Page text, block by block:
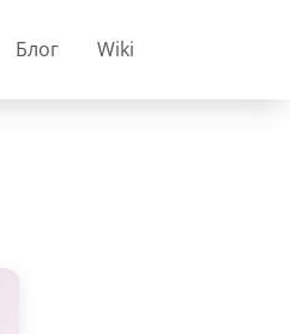
Блог Wiki